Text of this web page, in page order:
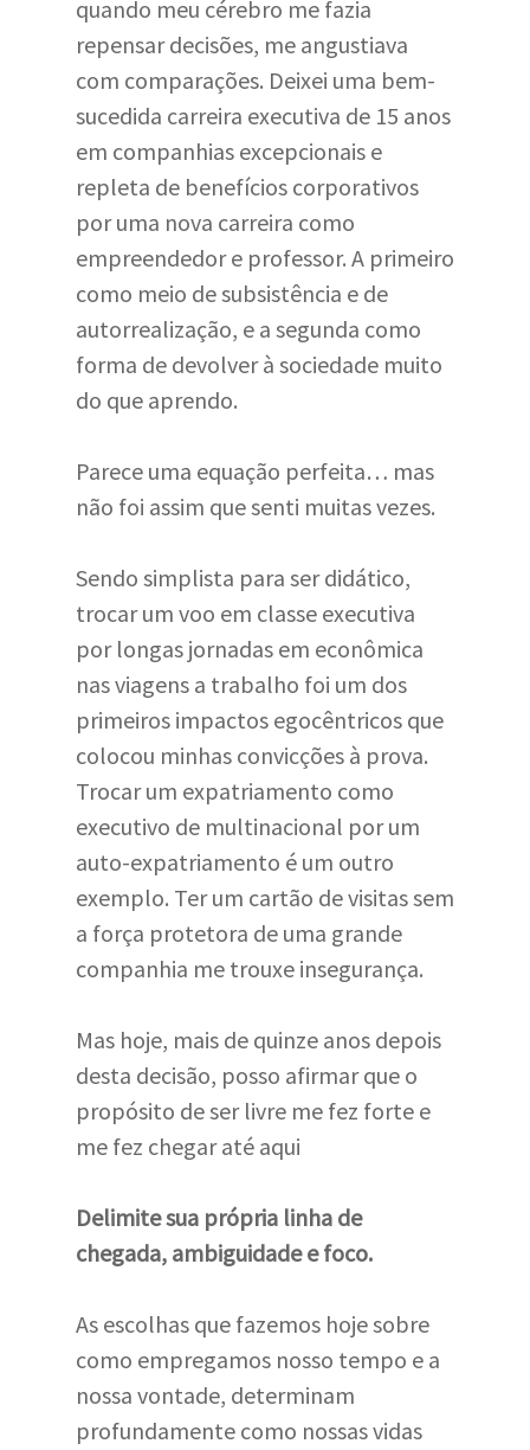
quando meu cérebro me fazia
repensar decisões, me angustiava
com comparações. Deixei uma bem-
sucedida carreira executiva de 15 anos
em companhias excepcionais e
repleta de benefícios corporativos
por uma nova carreira como
empreendedor e professor. A primeiro
como meio de subsistência e de
autorrealização, e a segunda como
forma de devolver à sociedade muito
do que aprendo.
Parece uma equação perfeita… mas
não foi assim que senti muitas vezes.
Sendo simplista para ser didático,
trocar um voo em classe executiva
por longas jornadas em econômica
nas viagens a trabalho foi um dos
primeiros impactos egocêntricos que
colocou minhas convicções à prova.
Trocar um expatriamento como
executivo de multinacional por um
auto-expatriamento é um outro
exemplo. Ter um cartão de visitas sem
a força protetora de uma grande
companhia me trouxe insegurança.
Mas hoje, mais de quinze anos depois
desta decisão, posso afirmar que o
propósito de ser livre me fez forte e
me fez chegar até aqui
Delimite sua própria linha de
chegada, ambiguidade e foco.
As escolhas que fazemos hoje sobre
como empregamos nosso tempo e a
nossa vontade, determinam
profundamente como nossas vidas